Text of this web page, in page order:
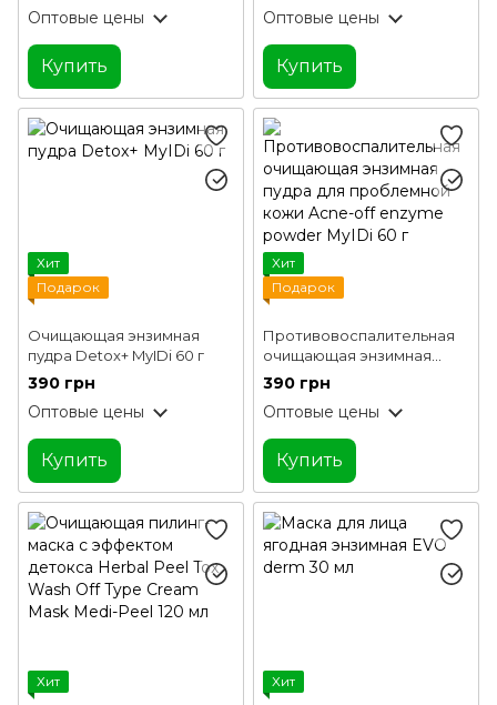
Оптовые цены
Купить
Оптовые цены
Купить
Хит
Подарок
Очищающая энзимная
пудра Detox+ MyIDi 60 г
390 грн
Оптовые цены
Купить
Хит
Подарок
Противовоспалительная
очищающая энзимная
пудра для проблемной
кожи Acne-off enzyme
powder MyIDi 60 г
390 грн
Оптовые цены
Купить
Хит Хит